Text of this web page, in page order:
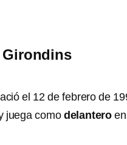
Girondins
el 12 de febrero de
juega comodelantero